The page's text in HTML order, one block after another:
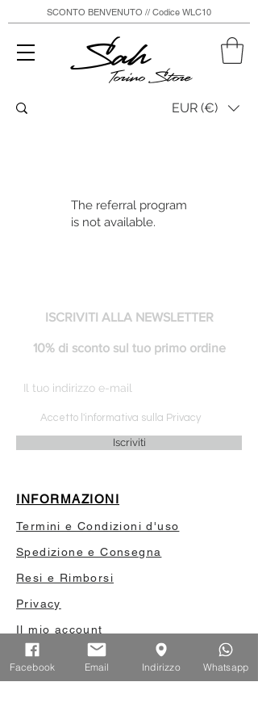
Sah
Torino Store
SCONTO BENVENUTO // Codice WLC10
EUR (€)
The referral program
is not available.
ISCRIVITI ALLA NEWSLETTER
10% di sconto sul tuo primo ordine
Accetto l'informativa sulla Privacy
Iscriviti
INFORMAZIONI
Termini e Condizioni d'uso
Spedizione e Consegna
Resi e Rimborsi
Privacy
Il mio account
Privilege card
Contatti
Facebook Email Indirizzo Whatsapp